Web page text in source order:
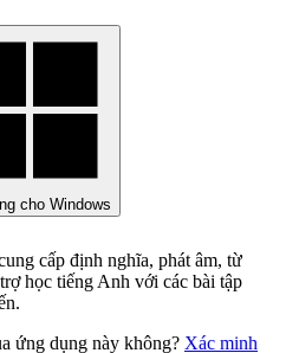
cho Windows
cấp định nghĩa, phát âm, từ
học tiếng Anh với các bài tập
ứng dụng này không? Xác minh